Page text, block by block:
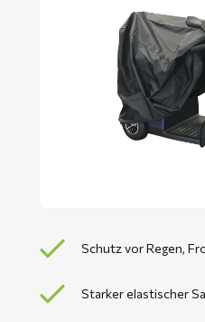
Schutz vor Regen,
Starker elastischer